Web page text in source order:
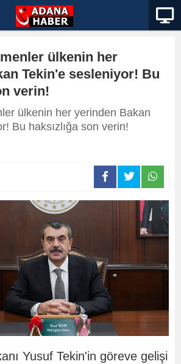
ülkenin her
Tekin'e sesleniyor! Bu
verin!
ülkenin her yerinden Bakan
Bu haksızlığa son verin!
Yusuf Tekin'in göreve gelişi